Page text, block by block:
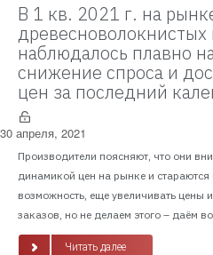
В 1 кв. 2021 г. на
древесноволокнистых
наблюдалось плавно
снижение спроса и
цен за последний
30 апреля, 2021
Производители поясняют, что они
динамикой цен на рынке и
возможность, еще увеличивать цены
заказов, но не делаем этого – даём
Читать далее